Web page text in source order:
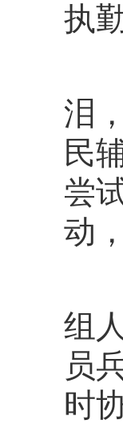
执
泪
民
尝
动
为
组
员
时